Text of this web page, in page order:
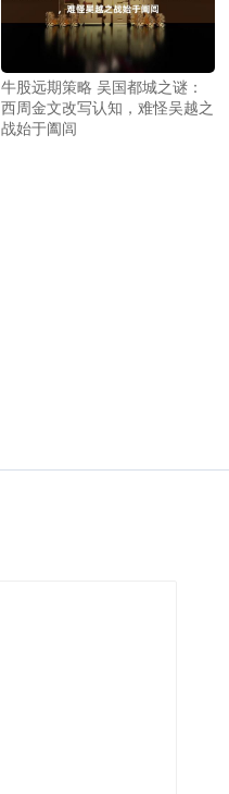
牛股远期策略 吴国都城之谜：
西周金文改写认知，难怪吴越之
战始于阖闾